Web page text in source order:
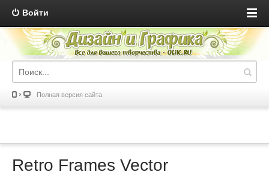
Войти
Полная версия сайта
Retro Frames Vector